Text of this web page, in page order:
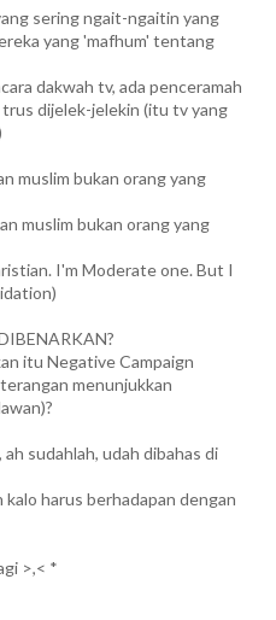
sering ngait-ngaitin yang
yang 'mafhum' tentang
dakwah tv, ada penceramah
dijelek-jelekin (itu tv yang
muslim bukan orang yang
muslim bukan orang yang
I'm Moderate one. But I
itu Negative Campaign
menunjukkan
ah sudahlah, udah dibahas di
harus berhadapan dengan
>,< *